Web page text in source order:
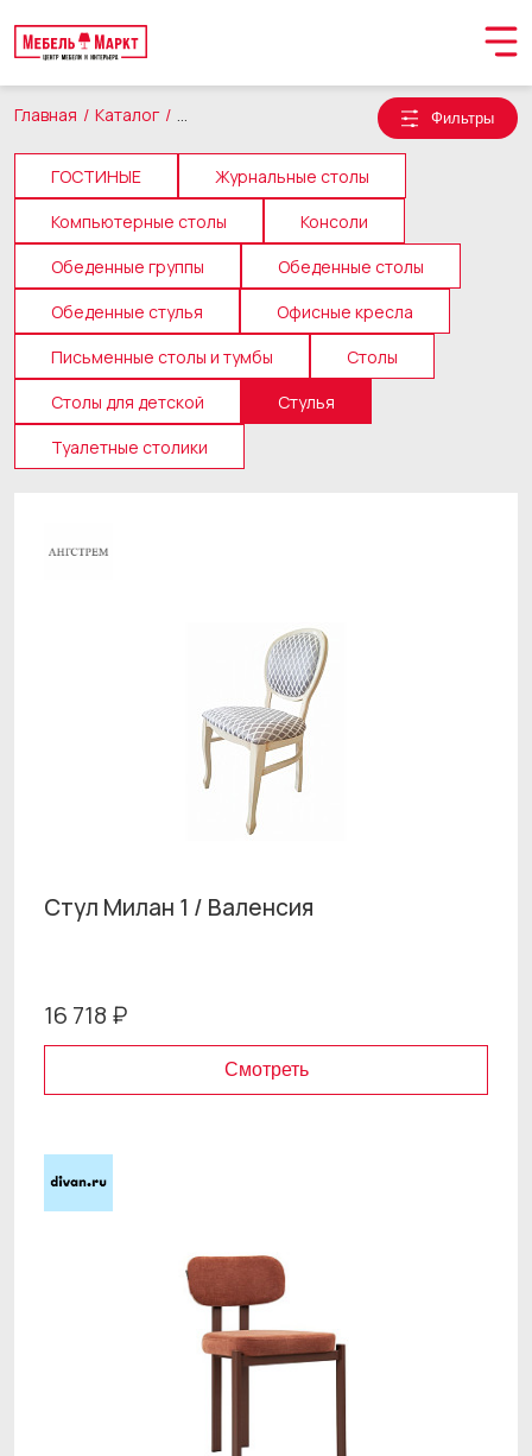
Главная Каталог Столы и стулья Фильтры
ГОСТИНЫЕ
Журнальные столы
Компьютерные столы
Консоли
Обеденные группы
Обеденные столы
Обеденные стулья
Офисные кресла
Письменные столы и тумбы
Столы
Столы для детской
Стулья
Туалетные столики
Стул Милан 1 / Валенсия
16 718 ₽
Смотреть
Обращение принято